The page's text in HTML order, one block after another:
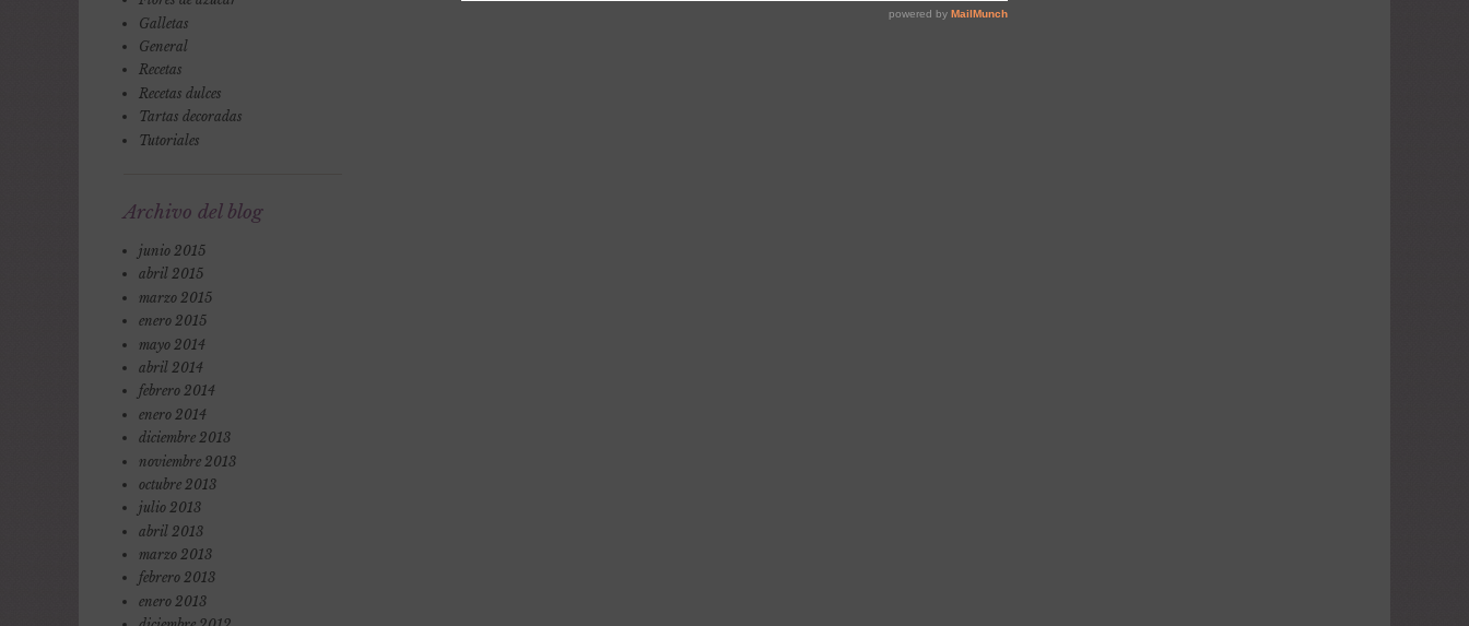
Galletas
General
Recetas
Recetas dulces
Tartas decoradas
Tutoriales
Archivo del blog
junio 2015
abril 2015
marzo 2015
enero 2015
mayo 2014
abril 2014
febrero 2014
enero 2014
diciembre 2013
noviembre 2013
octubre 2013
julio 2013
abril 2013
marzo 2013
febrero 2013
enero 2013